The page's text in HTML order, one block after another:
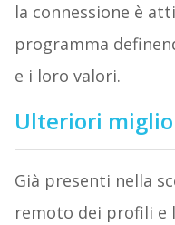
la connessione è
programma
e i loro valori.
Ulteriori
Già presenti nella
remoto dei profili e